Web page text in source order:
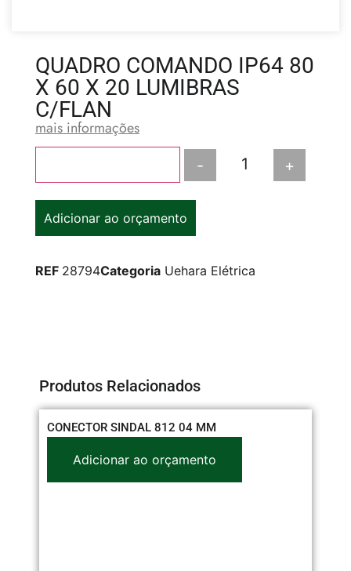
QUADRO COMANDO IP64 80
X 60 X 20 LUMIBRAS
C/FLAN
mais informações
- +
Adicionar ao orçamento
REF 28794Categoria Uehara Elétrica
Produtos Relacionados
CONECTOR SINDAL 812 04 MM
Adicionar ao orçamento